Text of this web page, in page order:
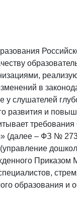
в
слушателей
развития и
(далее – ФЗ №
образования и